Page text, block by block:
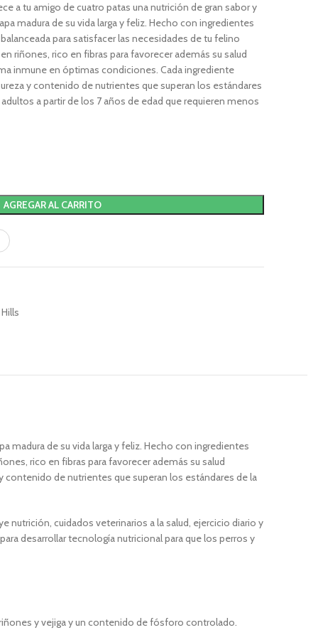
a tu amigo de cuatro patas una nutrición de gran sabor y
madura de su vida larga y feliz. Hecho con ingredientes
para satisfacer las necesidades de tu felino
riñones, rico en fibras para favorecer además su salud
inmune en óptimas condiciones. Cada ingrediente
y contenido de nutrientes que superan los estándares
a partir de los 7 años de edad que requieren menos
AGREGAR AL CARRITO
Hills
madura de su vida larga y feliz. Hecho con ingredientes
rico en fibras para favorecer además su salud
de nutrientes que superan los estándares de la
nutrición, cuidados veterinarios a la salud, ejercicio diario y
desarrollar tecnología nutricional para que los perros y
y vejiga y un contenido de fósforo controlado.